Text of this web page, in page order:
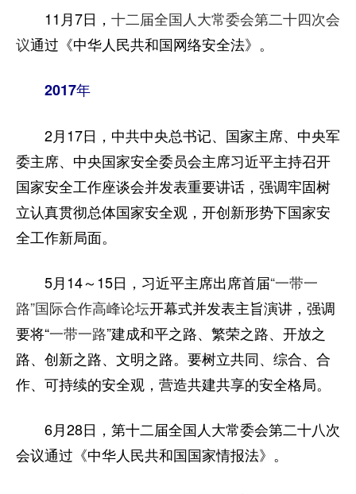
11月7日， 十二届全国人大常委会第二十四次会
议通过《中华人民共和国网络安全法》。
2017年
2月17日，中共中央总书记、国家主席、中央军
委主席、中央国家安全委员会主席习近平主持召开
国家安全工作座谈会并发表重要讲话，强调牢固树
立认真贯彻总体国家安全观，开创新形势下国家安
全工作新局面。
5月14～15日，习近平主席出席首届“一带一
路”国际合作高峰论坛开幕式并发表主旨演讲，强调
要将“一带一路”建成和平之路、繁荣之路、开放之
路、创新之路、文明之路。要树立共同、综合、合
作、可持续的安全观，营造共建共享的安全格局。
6月28日，第十二届全国人大常委会第二十八次
会议通过《中华人民共和国国家情报法》。